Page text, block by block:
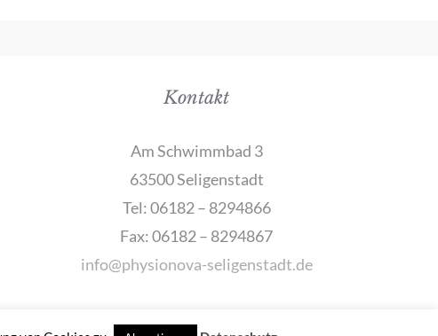
Kontakt
Am Schwimmbad 3
63500 Seligenstadt
Tel: 06182 – 8294866
Fax: 06182 – 8294867
info@physionova-seligenstadt.de